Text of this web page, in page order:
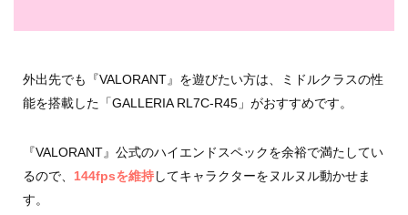
外出先でも『VALORANT』を遊びたい方は、ミドルクラスの性
能を搭載した「GALLERIA RL7C-R45」がおすすめです。
『VALORANT』公式のハイエンドスペックを余裕で満たしてい
るので、 144fpsを維持してキャラクターをヌルヌル動かせま
す。